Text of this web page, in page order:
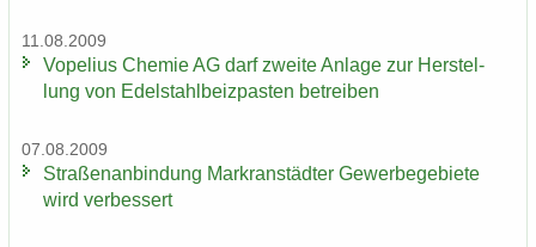
11.08.2009
Vo­pe­li­us Che­mie AG darf zwei­te An­la­ge zur Her­stel­
lung von Edel­stahl­beiz­pas­ten be­trei­ben
07.08.2009
Stra­ßen­an­bin­dung Markran­städ­ter Ge­wer­be­ge­bie­te
wird ver­bes­sert